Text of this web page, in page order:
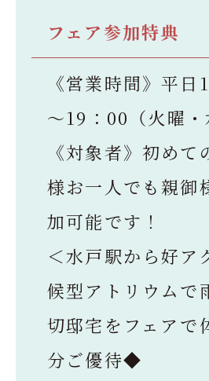
フェア参加特典
《営業時間》平
～19：00（火曜
《対象者》初め
様お一人でも親御
加可能です！
＜水戸駅から好
候型アトリウム
切邸宅をフェア
分ご優待◆